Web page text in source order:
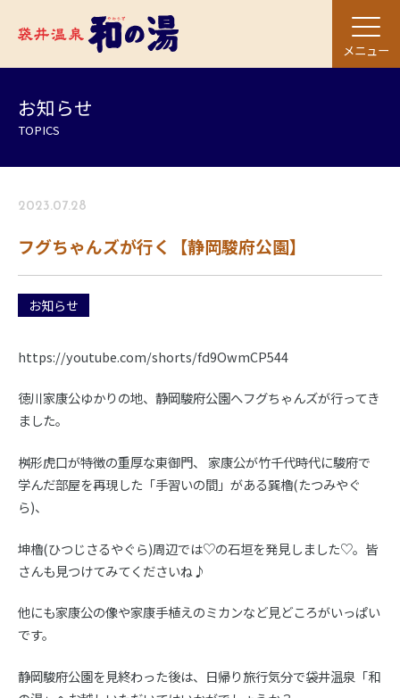
メニュー
お知らせ
TOPICS
2023.07.28
フグちゃんズが行く【静岡駿府公園】
お知らせ
https://youtube.com/shorts/fd9OwmCP544
徳川家康公ゆかりの地、静岡駿府公園へフグちゃんズが行ってき
ました。
桝形虎口が特徴の重厚な東御門、 家康公が竹千代時代に駿府で
学んだ部屋を再現した「手習いの間」がある巽櫓(たつみやぐ
ら)、
坤櫓(ひつじさるやぐら)周辺では♡の石垣を発見しました♡。皆
さんも見つけてみてくださいね♪
他にも家康公の像や家康手植えのミカンなど見どころがいっぱい
です。
静岡駿府公園を見終わった後は、日帰り旅行気分で袋井温泉「和